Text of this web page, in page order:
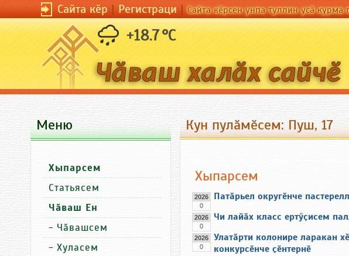
Сайта кӗр|Регистраци|Сайта кӗрсен унпа туллин усӑ курма
+18.7 °C
Кун пулӑмӗсем: Пуш, 17
Хыпарсем
2026
0
Патӑрьел округӗнче
2026
0
Чи лайӑх класс ертӳҫисем
2026
0
Улатӑрти колонире ларакан
конкурсӗнче ҫӗнтернӗ
Меню
Хыпарсем
Статьясем
Чӑваш Ен
- Чӑвашсем
- Хуласем